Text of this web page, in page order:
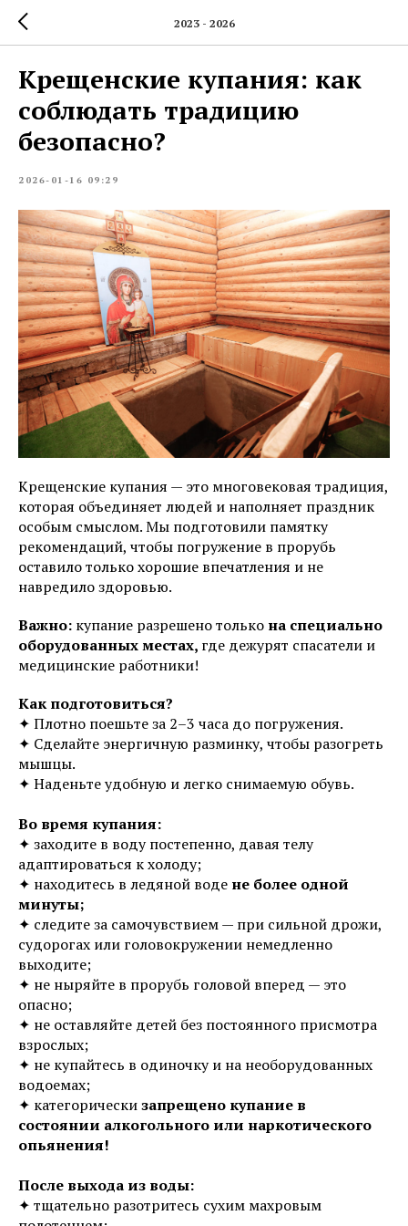
2023 - 2026
Крещенские купания: как
соблюдать традицию
безопасно?
2026-01-16 09:29
Крещенские купания — это многовековая традиция,
которая объединяет людей и наполняет праздник
особым смыслом. Мы подготовили памятку
рекомендаций, чтобы погружение в прорубь
оставило только хорошие впечатления и не
навредило здоровью.
Важно: купание разрешено только на специально
оборудованных местах, где дежурят спасатели и
медицинские работники!
Как подготовиться?
✦ Плотно поешьте за 2–3 часа до погружения.
✦ Сделайте энергичную разминку, чтобы разогреть
мышцы.
✦ Наденьте удобную и легко снимаемую обувь.
Во время купания:
✦ заходите в воду постепенно, давая телу
адаптироваться к холоду;
✦ находитесь в ледяной воде не более одной
минуты;
✦ следите за самочувствием — при сильной дрожи,
судорогах или головокружении немедленно
выходите;
✦ не ныряйте в прорубь головой вперед — это
опасно;
✦ не оставляйте детей без постоянного присмотра
взрослых;
✦ не купайтесь в одиночку и на необорудованных
водоемах;
✦ категорическизапрещено купание в
состоянии алкогольного или наркотического
опьянения!
После выхода из воды:
✦ тщательно разотритесь сухим махровым